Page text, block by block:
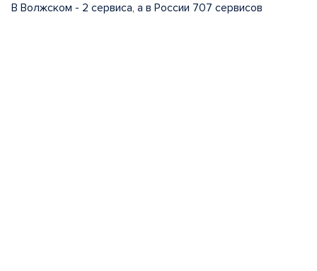
В Волжском - 2 сервиса, а в России 707 сервисов